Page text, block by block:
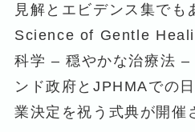
見解とエビデンス集でも
Science of Gentle
科学 – 穏やかな治療法
ンド政府とJPHMAでの
業決定を祝う式典が開催